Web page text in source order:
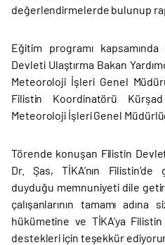
değerlendirmelerde bulunup
Eğitim programı
Devleti Ulaştırma Bakan
Meteoroloji İşleri Genel
Filistin Koordinatörü
Meteoroloji İşleri Genel
Törende konuşan Filistin Devleti
Dr. Şas, TİKA’nın
duyduğu memnuniyeti dile
çalışanlarının tamamı
hükümetine ve TİKA’ya Filistin
destekleri için teşekkür